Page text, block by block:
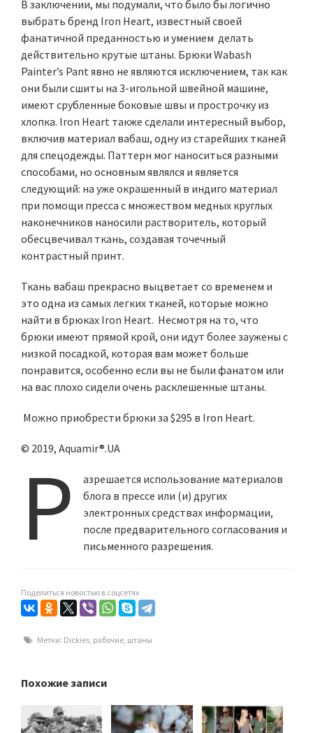
В заключении, мы подумали, что было бы логично
выбрать бренд Iron Heart, известный своей
фанатичной преданностью и умением делать
действительно крутые штаны. Брюки Wabash
Painter’s Pant явно не являются исключением, так как
они были сшиты на 3-игольной швейной машине,
имеют срубленные боковые швы и прострочку из
хлопка. Iron Heart также сделали интересный выбор,
включив материал вабаш, одну из старейших тканей
для спецодежды. Паттерн мог наноситься разными
способами, но основным являлся и является
следующий: на уже окрашенный в индиго материал
при помощи пресса с множеством медных круглых
наконечников наносили растворитель, который
обесцвечивал ткань, создавая точечный
контрастный принт.
Ткань вабаш прекрасно выцветает со временем и
это одна из самых легких тканей, которые можно
найти в брюках Iron Heart. Несмотря на то, что
брюки имеют прямой крой, они идут более заужены с
низкой посадкой, которая вам может больше
понравится, особенно если вы не были фанатом или
на вас плохо сидели очень расклешенные штаны.
Можно приобрести брюки за $295 в Iron Heart.
© 2019, Aquamir®.UA
Р
азрешается использование материалов
блога в прессе или (и) других
электронных средствах информации,
после предварительного согласования и
письменного разрешения.
Поделиться новостью в соцсетях
Метки: Dickies рабочие штаны
Похожие записи